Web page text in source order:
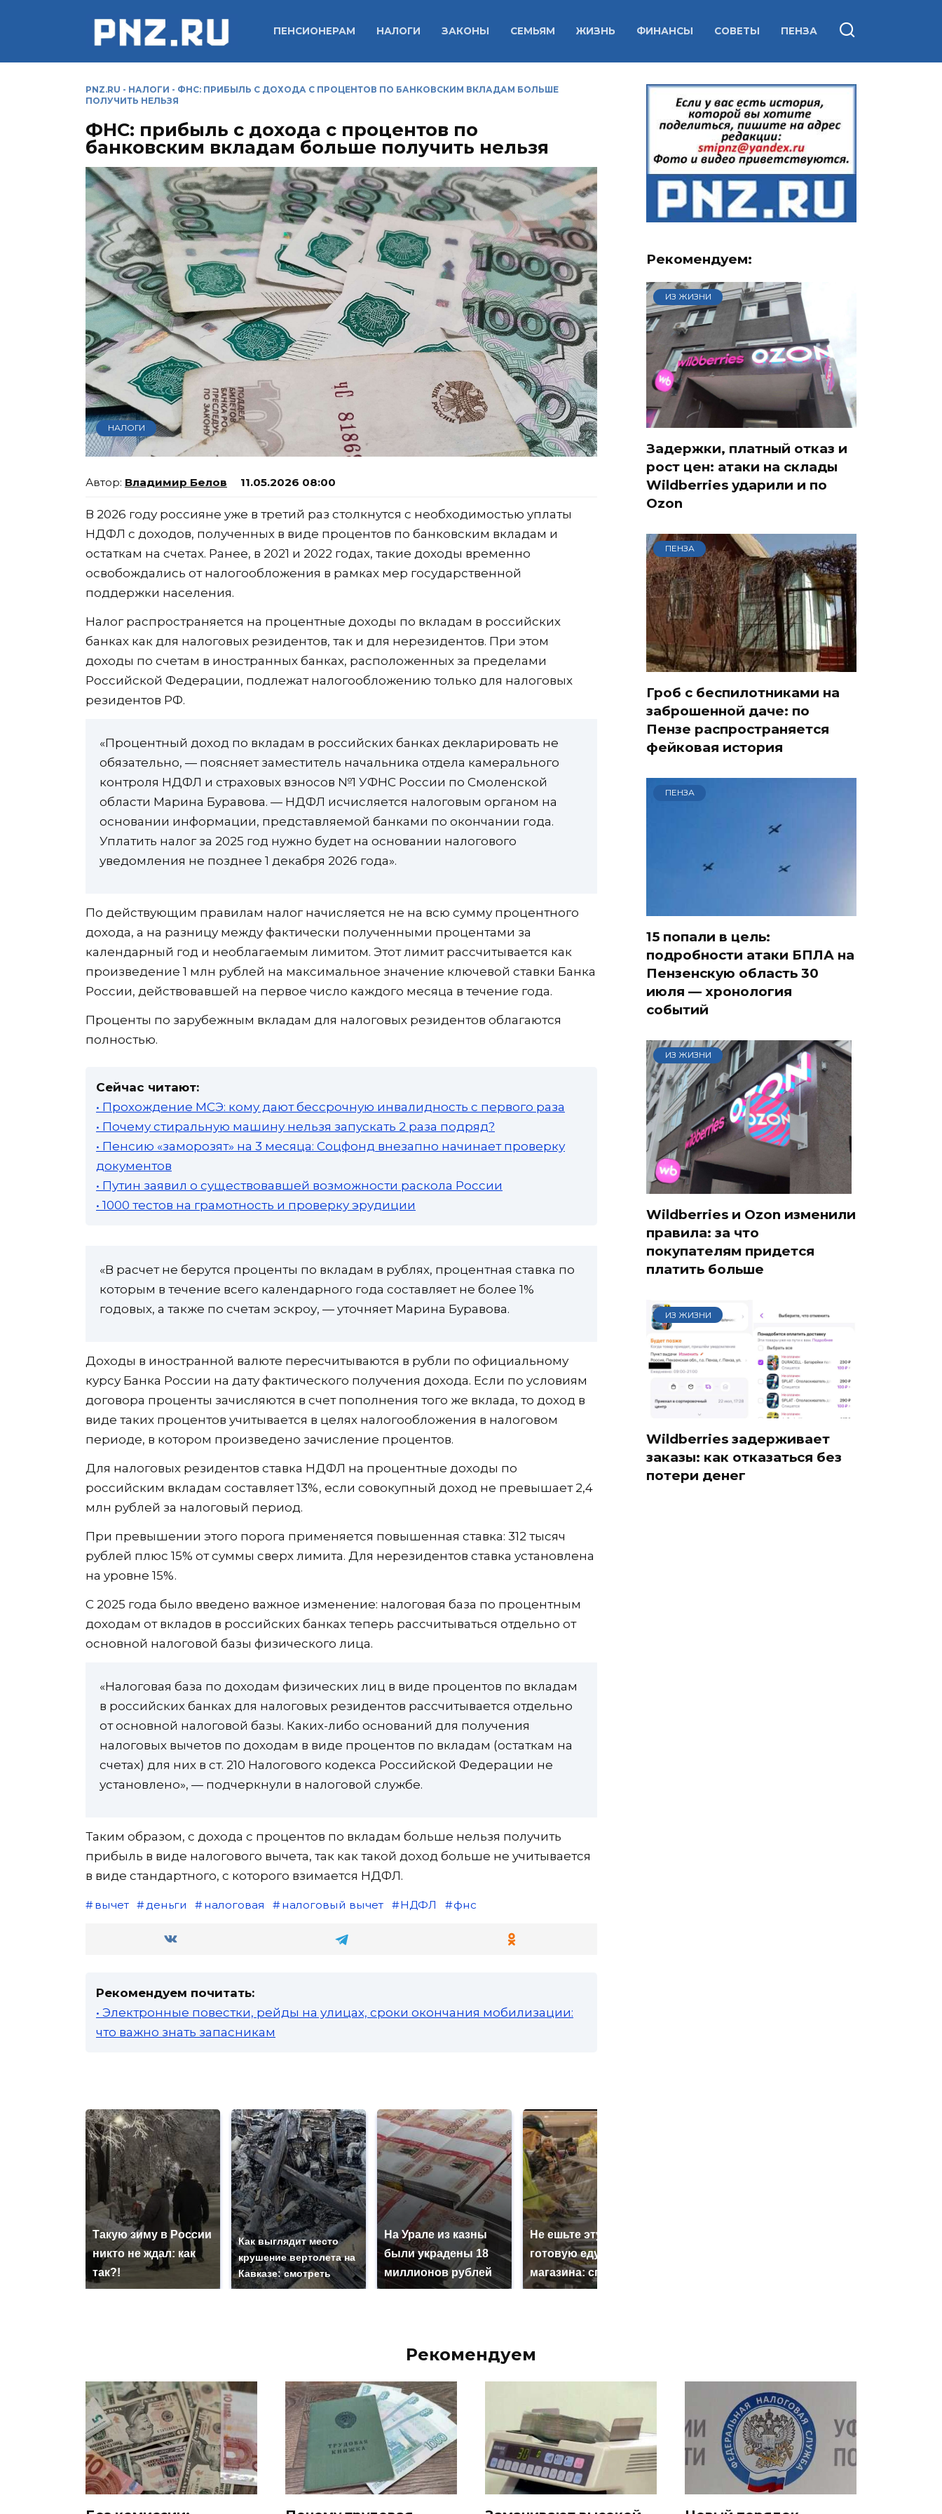
ПЕНСИОНЕРАМ НАЛОГИ ЗАКОНЫ СЕМЬЯМ ЖИЗНЬ ФИНАНСЫ СОВЕТЫ ПЕНЗА
PNZ.RU - НАЛОГИ - ФНС: ПРИБЫЛЬ С ДОХОДА С ПРОЦЕНТОВ ПО БАНКОВСКИМ ВКЛАДАМ БОЛЬШЕ
ПОЛУЧИТЬ НЕЛЬЗЯ
ФНС: прибыль с дохода с процентов по
банковским вкладам больше получить нельзя
НАЛОГИ
Владимир Белов 11.05.2026 08:00
В 2026 году россияне уже в третий раз столкнутся с необходимостью уплаты
НДФЛ с доходов, полученных в виде процентов по банковским вкладам и
остаткам на счетах. Ранее, в 2021 и 2022 годах, такие доходы временно
освобождались от налогообложения в рамках мер государственной
поддержки населения.
Налог распространяется на процентные доходы по вкладам в российских
банках как для налоговых резидентов, так и для нерезидентов. При этом
доходы по счетам в иностранных банках, расположенных за пределами
Российской Федерации, подлежат налогообложению только для налоговых
резидентов РФ.
«Процентный доход по вкладам в российских банках декларировать не
обязательно, — поясняет заместитель начальника отдела камерального
контроля НДФЛ и страховых взносов №1 УФНС России по Смоленской
области Марина Буравова. — НДФЛ исчисляется налоговым органом на
основании информации, представляемой банками по окончании года.
Уплатить налог за 2025 год нужно будет на основании налогового
уведомления не позднее 1 декабря 2026 года».
По действующим правилам налог начисляется не на всю сумму процентного
дохода, а на разницу между фактически полученными процентами за
календарный год и необлагаемым лимитом. Этот лимит рассчитывается как
произведение 1 млн рублей на максимальное значение ключевой ставки Банка
России, действовавшей на первое число каждого месяца в течение года.
Проценты по зарубежным вкладам для налоговых резидентов облагаются
полностью.
Сейчас читают:
• Прохождение МСЭ: кому дают бессрочную инвалидность с первого раза
• Почему стиральную машину нельзя запускать 2 раза подряд?
• Пенсию «заморозят» на 3 месяца: Соцфонд внезапно начинает проверку
документов
• Путин заявил о существовавшей возможности раскола России
• 1000 тестов на грамотность и проверку эрудиции
«В расчет не берутся проценты по вкладам в рублях, процентная ставка по
которым в течение всего календарного года составляет не более 1%
годовых, а также по счетам эскроу, — уточняет Марина Буравова.
Доходы в иностранной валюте пересчитываются в рубли по официальному
курсу Банка России на дату фактического получения дохода. Если по условиям
договора проценты зачисляются в счет пополнения того же вклада, то доход в
виде таких процентов учитывается в целях налогообложения в налоговом
периоде, в котором произведено зачисление процентов.
Для налоговых резидентов ставка НДФЛ на процентные доходы по
российским вкладам составляет 13%, если совокупный доход не превышает 2,4
млн рублей за налоговый период.
При превышении этого порога применяется повышенная ставка: 312 тысяч
рублей плюс 15% от суммы сверх лимита. Для нерезидентов ставка установлена
на уровне 15%.
С 2025 года было введено важное изменение: налоговая база по процентным
доходам от вкладов в российских банках теперь рассчитываться отдельно от
основной налоговой базы физического лица.
«Налоговая база по доходам физических лиц в виде процентов по вкладам
в российских банках для налоговых резидентов рассчитывается отдельно
от основной налоговой базы. Каких-либо оснований для получения
налоговых вычетов по доходам в виде процентов по вкладам (остаткам на
счетах) для них в ст. 210 Налогового кодекса Российской Федерации не
установлено», — подчеркнули в налоговой службе.
Таким образом, с дохода с процентов по вкладам больше нельзя получить
прибыль в виде налогового вычета, так как такой доход больше не учитывается
в виде стандартного, с которого взимается НДФЛ.
вычет деньги налоговая налоговый вычет НДФЛ фнс
Рекомендуем почитать:
• Электронные повестки, рейды на улицах, сроки окончания мобилизации:
что важно знать запасникам
Такую зиму в России
никто не ждал: как
так?!
Как выглядит место
крушение вертолета на
Кавказе: смотреть
На Урале из казны
были украдены 18
миллионов рублей
Не ешьте эту
готовую еду из
магазина: список
Рекомендуем:
ИЗ ЖИЗНИ
Задержки, платный отказ и
рост цен: атаки на склады
Wildberries ударили и по
Ozon
ПЕНЗА
Гроб с беспилотниками на
заброшенной даче: по
Пензе распространяется
фейковая история
ПЕНЗА
15 попали в цель:
подробности атаки БПЛА на
Пензенскую область 30
июля — хронология
событий
ИЗ ЖИЗНИ
Wildberries и Ozon изменили
правила: за что
покупателям придется
платить больше
ИЗ ЖИЗНИ
Wildberries задерживает
заказы: как отказаться без
потери денег
Рекомендуем